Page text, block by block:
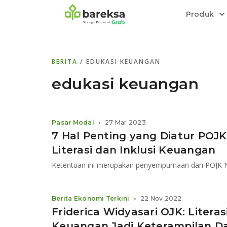
Produk
Transaksi cepat,all in one
Bebas pilih partner penyimpanan, harga
relatif stabil.
Menyediakan layanan manajemen
Informasi terkini dan tepercaya terkait
Kenali rekam jejak dan
BERITA / EDUKASI KEUANGAN
edukasi keuangan
7 Hal Penting yang Diatur
Literasi dan Inklusi Keuangan
Ketentuan ini merupakan penyempurnaan dari POJK
Pasar Modal • 27 Mar 2023
Friderica Widyasari OJK:
Berita Ekonomi Terkini • 22 Nov 2022